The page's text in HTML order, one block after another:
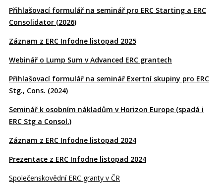
Přihlašovací formulář na seminář pro ERC Starting a ERC
Consolidator (2026)
Záznam z ERC Infodne listopad 2025
Webinář o Lump Sum v Advanced ERC grantech
Přihlašovací formulář na seminář Exertní skupiny pro ERC
Stg., Cons. (2024)
Seminář k osobním nákladům v Horizon Europe (spadá i
ERC Stg a Consol.)
Záznam z ERC Infodne listopad 2024
Prezentace z ERC Infodne listopad 2024
Společenskovědní ERC granty v ČR